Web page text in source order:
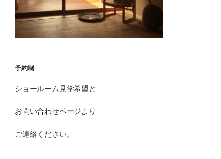
予約制
ショールーム見学希望と
お問い合わせページより
ご連絡ください。